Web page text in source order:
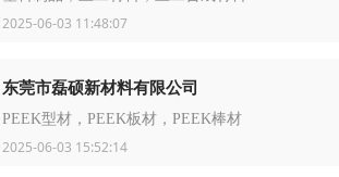
2025-06-03 11:48:07
东莞市磊硕新材料有限公司
PEEK型材，PEEK板材，PEEK棒材
2025-06-03 15:52:14